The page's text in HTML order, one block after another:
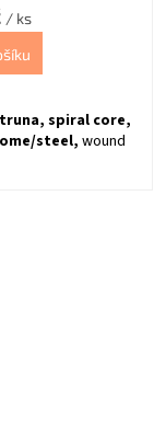
/ ks
spiral core,
steel, wound